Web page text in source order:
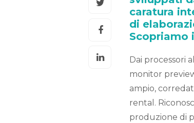
caratura
di
Scopriamo
Dai processori
monitor
ampio,
rental.
produzione di